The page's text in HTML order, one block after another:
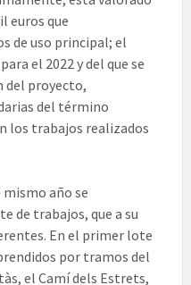
euros que
de uso principal; el
el 2022 y del que se
del proyecto,
del término
los trabajos realizados
mismo año se
de trabajos, que a su
En el primer lote
por tramos del
el Camí dels Estrets,